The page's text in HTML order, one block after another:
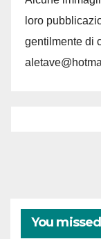
loro
gentilmente di
You missed